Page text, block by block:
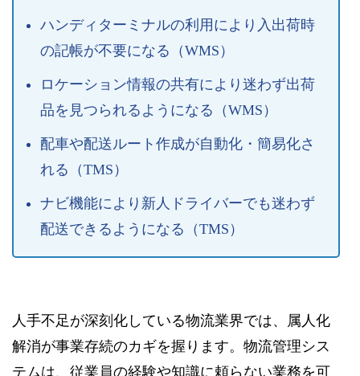
ハンディターミナルの利用により入出荷時
の記帳が不要になる（WMS）
ロケーション情報の共有により迷わず出荷
品を見つられるようになる（WMS）
配車や配送ルート作成が自動化・簡易化さ
れる（TMS）
ナビ機能により新人ドライバーでも迷わず
配送できるようになる（TMS）
人手不足が深刻化している物流業界では、属人化
解消が事業存続のカギを握ります。物流管理シス
テムは、従業員の経験や知識に頼らない業務を可